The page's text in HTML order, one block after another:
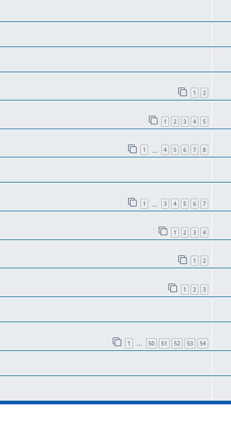
1 2
1 2 3 4 5
1 4 5 6 7 8
1 3 4 5 6 7
1 2 3 4
1 2
1 2 3
1 … 50 51 52 53 54